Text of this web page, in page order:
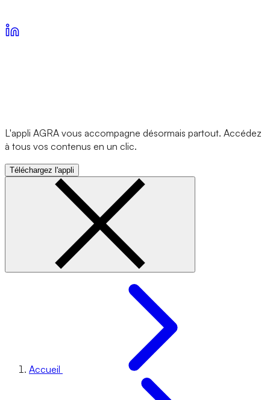
L'appli AGRA vous accompagne désormais partout. Accédez
à tous vos contenus en un clic.
Téléchargez l'appli
Accueil